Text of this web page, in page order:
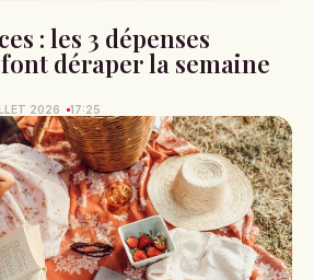
: les 3 dépenses
déraper la semaine
2026 17:25